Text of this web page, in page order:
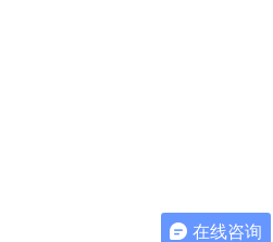
在线咨询